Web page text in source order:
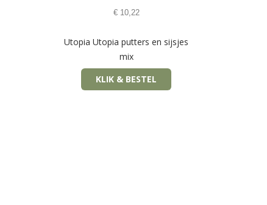
€10,22
Utopia Utopia putters en sijsjes
mix
KLIK & BESTEL